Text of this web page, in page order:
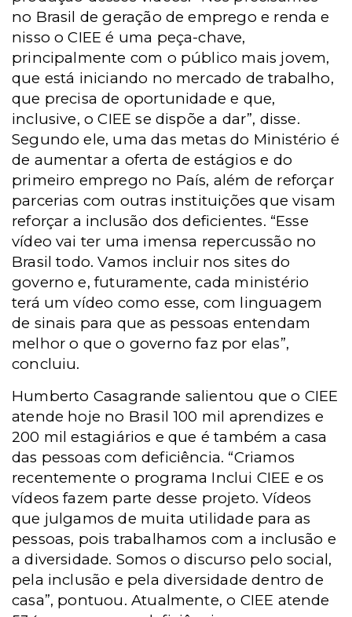
no Brasil de geração de emprego e renda e
nisso o CIEE é uma peça-chave,
principalmente com o público mais jovem,
que está iniciando no mercado de trabalho,
que precisa de oportunidade e que,
inclusive, o CIEE se dispõe a dar”, disse.
Segundo ele, uma das metas do Ministério é
de aumentar a oferta de estágios e do
primeiro emprego no País, além de reforçar
parcerias com outras instituições que visam
reforçar a inclusão dos deficientes. “Esse
vídeo vai ter uma imensa repercussão no
Brasil todo. Vamos incluir nos sites do
governo e, futuramente, cada ministério
terá um vídeo como esse, com linguagem
de sinais para que as pessoas entendam
melhor o que o governo faz por elas”,
concluiu.
Humberto Casagrande salientou que o CIEE
atende hoje no Brasil 100 mil aprendizes e
200 mil estagiários e que é também a casa
das pessoas com deficiência. “Criamos
recentemente o programa Inclui CIEE e os
vídeos fazem parte desse projeto. Vídeos
que julgamos de muita utilidade para as
pessoas, pois trabalhamos com a inclusão e
a diversidade. Somos o discurso pelo social,
pela inclusão e pela diversidade dentro de
casa”, pontuou. Atualmente, o CIEE atende